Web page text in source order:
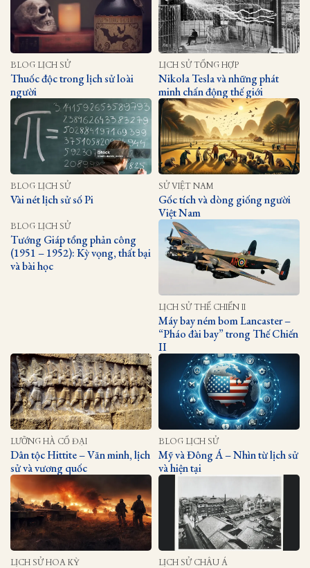
BLOG LỊCH SỬ
Thuốc độc trong lịch sử loài
người
LỊCH SỬ TỔNG HỢP
Nikola Tesla và những phát
minh chấn động thế giới
BLOG LỊCH SỬ
Vài nét lịch sử số Pi
SỬ VIỆT NAM
Gốc tích và dòng giống người
Việt Nam
BLOG LỊCH SỬ
Tướng Giáp tổng phản công
(1951 – 1952): Kỳ vọng, thất bại
và bài học
LỊCH SỬ THẾ CHIẾN II
Máy bay ném bom Lancaster –
“Pháo đài bay” trong Thế Chiến
II
LƯỠNG HÀ CỔ ĐẠI
Dân tộc Hittite – Văn minh, lịch
sử và vương quốc
BLOG LỊCH SỬ
Mỹ và Đông Á – Nhìn từ lịch sử
và hiện tại
LỊCH SỬ HOA KỲ LỊCH SỬ CHÂU Á